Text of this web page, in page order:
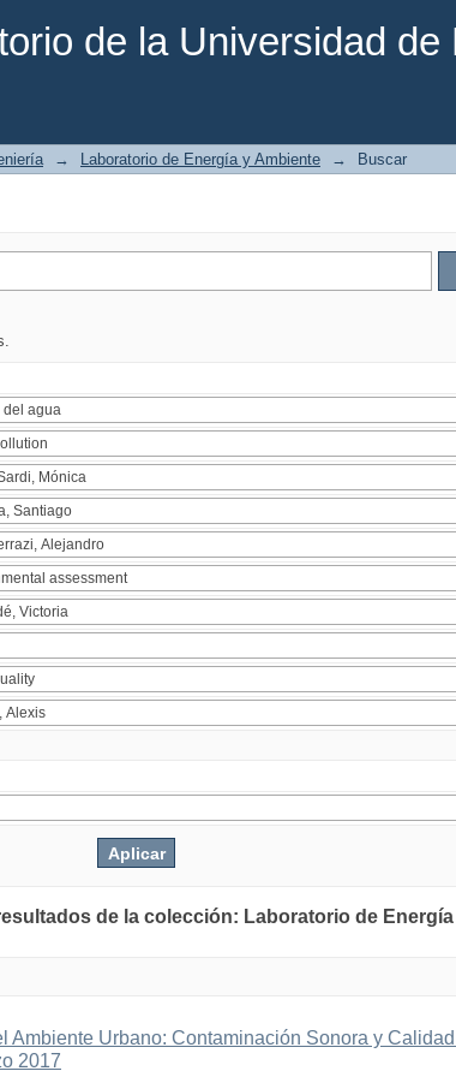
de la Universidad de
→ Laboratorio de Energía y Ambiente → Buscar
de la colección: Laboratorio de
Ambiente Urbano: Contaminación Sonora y
2017